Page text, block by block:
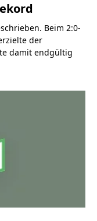
Beim 2:0-
der
damit endgültig